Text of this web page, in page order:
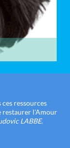
ressources
restaurer l'Amour
LABBE.